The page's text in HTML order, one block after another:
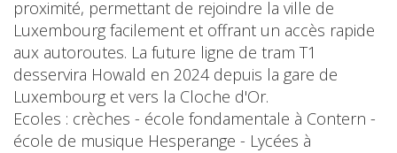
proximité, permettant de rejoindre la ville de
Luxembourg facilement et offrant un accès rapide
aux autoroutes. La future ligne de tram T1
desservira Howald en 2024 depuis la gare de
Luxembourg et vers la Cloche d'Or.
Ecoles : crèches - école fondamentale à Contern -
école de musique Hesperange - Lycées à